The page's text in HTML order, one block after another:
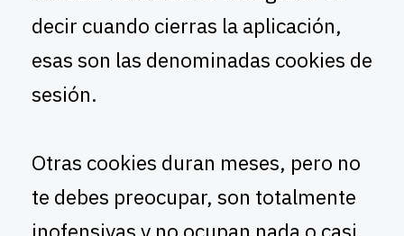
decir cuando cierras la aplicación,
esas son las denominadas cookies de
sesión.
Otras cookies duran meses, pero no
te debes preocupar, son totalmente
inofensivas y no ocupan nada o casi